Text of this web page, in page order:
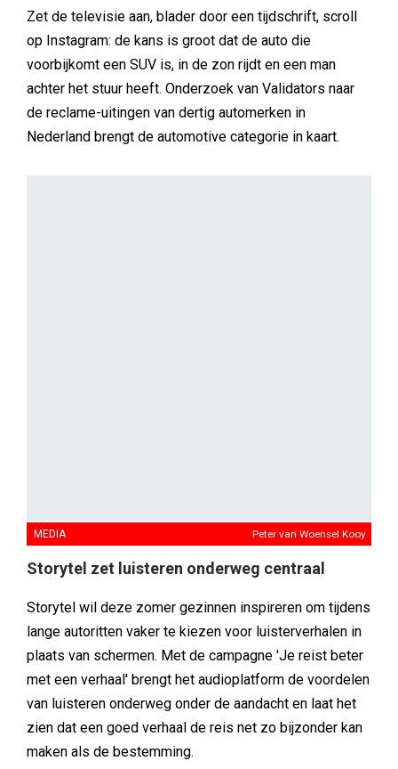
Zet de televisie aan, blader door een tijdschrift, scroll
op Instagram: de kans is groot dat de auto die
voorbijkomt een SUV is, in de zon rijdt en een man
achter het stuur heeft. Onderzoek van Validators naar
de reclame-uitingen van dertig automerken in
Nederland brengt de automotive categorie in kaart.
MEDIA Peter van Woensel Kooy
Storytel zet luisteren onderweg centraal
Storytel wil deze zomer gezinnen inspireren om tijdens
lange autoritten vaker te kiezen voor luisterverhalen in
plaats van schermen. Met de campagne 'Je reist beter
met een verhaal' brengt het audioplatform de voordelen
van luisteren onderweg onder de aandacht en laat het
zien dat een goed verhaal de reis net zo bijzonder kan
maken als de bestemming.